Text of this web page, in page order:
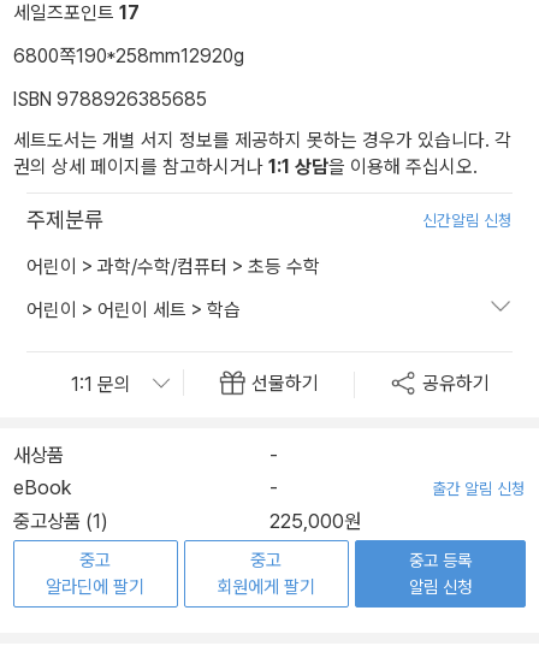
세일즈포인트 17
6800쪽190*258mm12920g
ISBN 9788926385685
세트도서는 개별 서지 정보를 제공하지 못하는 경우가 있습니다. 각
권의 상세 페이지를 참고하시거나 1:1 상담을 이용해 주십시오.
주제분류 신간알림 신청
어린이 > 과학/수학/컴퓨터 > 초등 수학
어린이 > 어린이 세트 > 학습
선물하기 공유하기
새상품
-
eBook
- 출간 알림 신청
중고상품 (1) 225,000원
중고
알라딘에 팔기
중고
회원에게 팔기
중고 등록
알림 신청